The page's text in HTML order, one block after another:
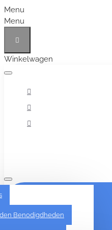
Menu
Menu
Winkelwagen
Alles
Benodigdheden